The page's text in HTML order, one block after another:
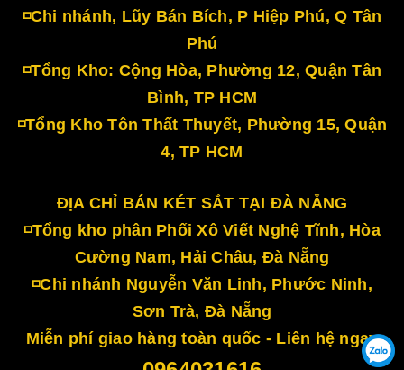
◽Chi nhánh, Lũy Bán Bích, P Hiệp Phú, Q Tân
Phú
◽Tổng Kho: Cộng Hòa, Phường 12, Quận Tân
Bình, TP HCM
◽Tổng Kho Tôn Thất Thuyết, Phường 15, Quận
4, TP HCM
ĐỊA CHỈ BÁN KÉT SẮT TẠI ĐÀ NẴNG
◽Tổng kho phân Phối Xô Viết Nghệ Tĩnh, Hòa
Cường Nam, Hải Châu, Đà Nẵng
◽Chi nhánh Nguyễn Văn Linh, Phước Ninh,
Sơn Trà, Đà Nẵng
Miễn phí giao hàng toàn quốc - Liên hệ ngay